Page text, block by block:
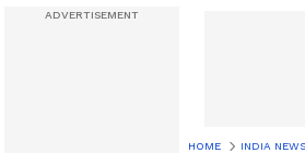
HOME INDIA NEWS